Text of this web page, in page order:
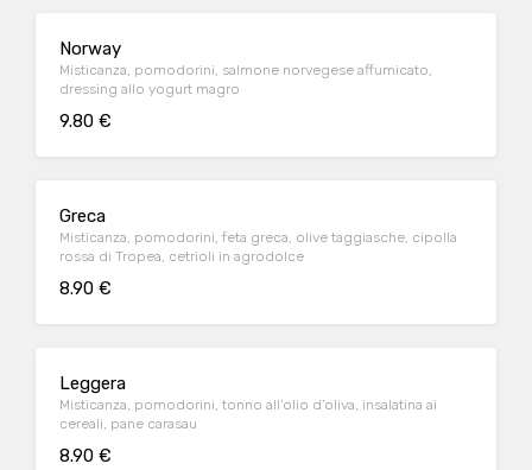
Norway
Misticanza, pomodorini, salmone norvegese affumicato,
dressing allo yogurt magro
9.80 €
Greca
Misticanza, pomodorini, feta greca, olive taggiasche, cipolla
rossa di Tropea, cetrioli in agrodolce
8.90 €
Leggera
Misticanza, pomodorini, tonno all’olio d’oliva, insalatina ai
cereali, pane carasau
8.90 €